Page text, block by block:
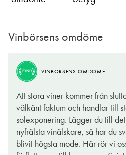
Vinbörsens omdöme
FYND VINBÖRSENS OMDÖME
Att stora viner kommer från
välkänt faktum och handlar till
solexponering. Lägger du till
nyfrälsta vinälskare, så har du
blivit högsta mode. Här rör vi